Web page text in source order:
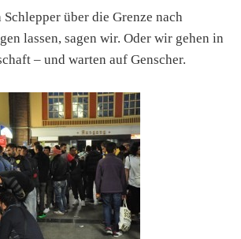
über die Grenze nach
lassen, sagen wir. Oder wir gehen in
– und warten auf Genscher.